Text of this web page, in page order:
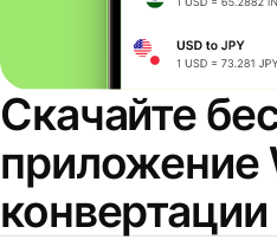
Скачайте
приложение